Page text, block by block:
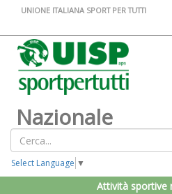
UNIONE ITALIANA SPORT PER TUTTI
Nazionale
Select Language ▼
Attività sportive